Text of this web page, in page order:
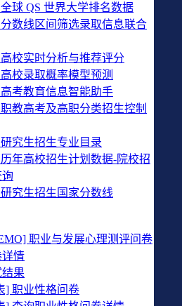
球 QS 世界大学排名数据
数线区间筛选录取信息联合
校实时分析与推荐评分
校录取概率模型预测
考教育信息智能助手
教高考及高职分类招生控制
究生招生专业目录
年高校招生计划数据-院校招
究生招生国家分数线
职业与发展心理测评问卷
情
果
] 职业性格问卷